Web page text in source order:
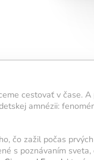
cestovať v čase.
amnézii:
čo zažil počas
s poznávaním